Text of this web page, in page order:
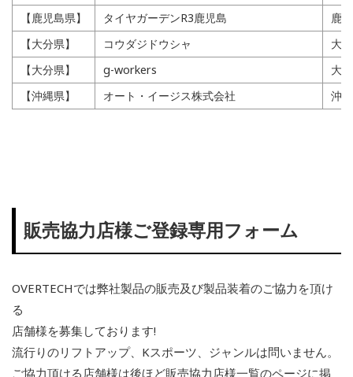
【鹿児島県】
タイヤガーデンR3鹿児島
鹿
【大分県】
コウダジドウシャ
大
【大分県】
g-workers
大
【沖縄県】
オート・イージス株式会社 沖
販売協力店様ご登録専用フォーム
OVERTECHでは弊社製品の販売及び製品装着のご協力を頂け
る
店舗様を募集しております!
流行りのリフトアップ、Kスポーツ、ジャンルは問いません。
ご協力頂ける店舗様は後ほど販売協力店様一覧のページに掲